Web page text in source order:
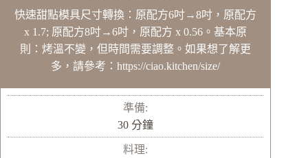
快速甜點模具尺寸轉換：原配方6吋→8吋，原配方
x 1.7; 原配方8吋→6吋，原配方 x 0.56。基本原
則：烤溫不變，但時間需要調整。如果想了解更
多，請參考：https://ciao.kitchen/size/
準備:
30分
鐘
分鐘
料理: